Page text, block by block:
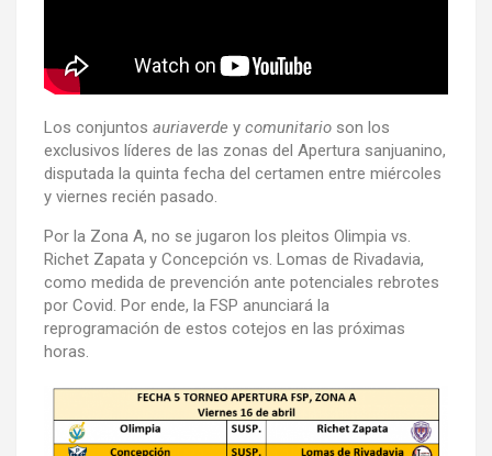
Los conjuntos auriaverde y comunitario son los
exclusivos líderes de las zonas del Apertura sanjuanino,
disputada la quinta fecha del certamen entre miércoles
y viernes recién pasado.
Por la Zona A, no se jugaron los pleitos Olimpia vs.
Richet Zapata y Concepción vs. Lomas de Rivadavia,
como medida de prevención ante potenciales rebrotes
por Covid. Por ende, la FSP anunciará la
reprogramación de estos cotejos en las próximas
horas.